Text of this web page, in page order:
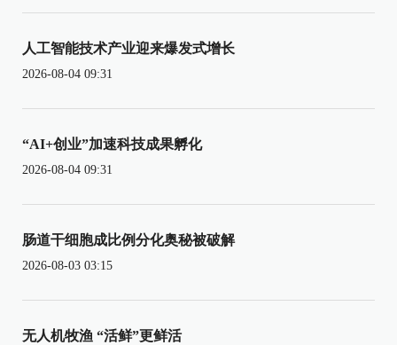
人工智能技术产业迎来爆发式增长
2026-08-04 09:31
“AI+创业”加速科技成果孵化
2026-08-04 09:31
肠道干细胞成比例分化奥秘被破解
2026-08-03 03:15
无人机牧渔 “活鲜”更鲜活